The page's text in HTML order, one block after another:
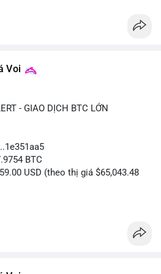
Voi
- GIAO DỊCH BTC LỚN
BTC
USD (theo thị giá $65,043.48
hơn 4.4 triệu USD được di chuyển